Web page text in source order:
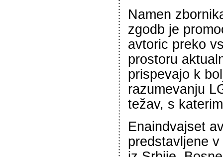
Namen
zgodb je
avtoric preko
prostoru
prispevajo k
razumevanju
težav, s
Enaindvajset
predstavljene